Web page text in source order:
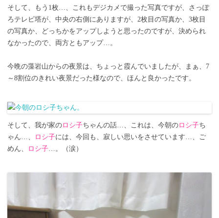
そして、もう1枚…、これもデジカメで撮った写真ですが、さっぽ
ろテレビ塔が、中央の右側にありますが、2枚目の写真か、3枚目
の写真か、どっちかをアップしようと思ったのですが、決められ
なかったので、両方ともアップ…。
今晩の藻岩山からの夜景は、ちょっと霞んでいましたが、まぁ、7
～8割位のきれい夜景だった様なので、ほんと良かったです。
そして、我が家のロシ子ちゃんの話…、これは、今朝のロシ子ち
ゃん…、
ロシ子には、今回も、寂しい思いをさせています…、ご
めん、
ロシ子…。（涙）